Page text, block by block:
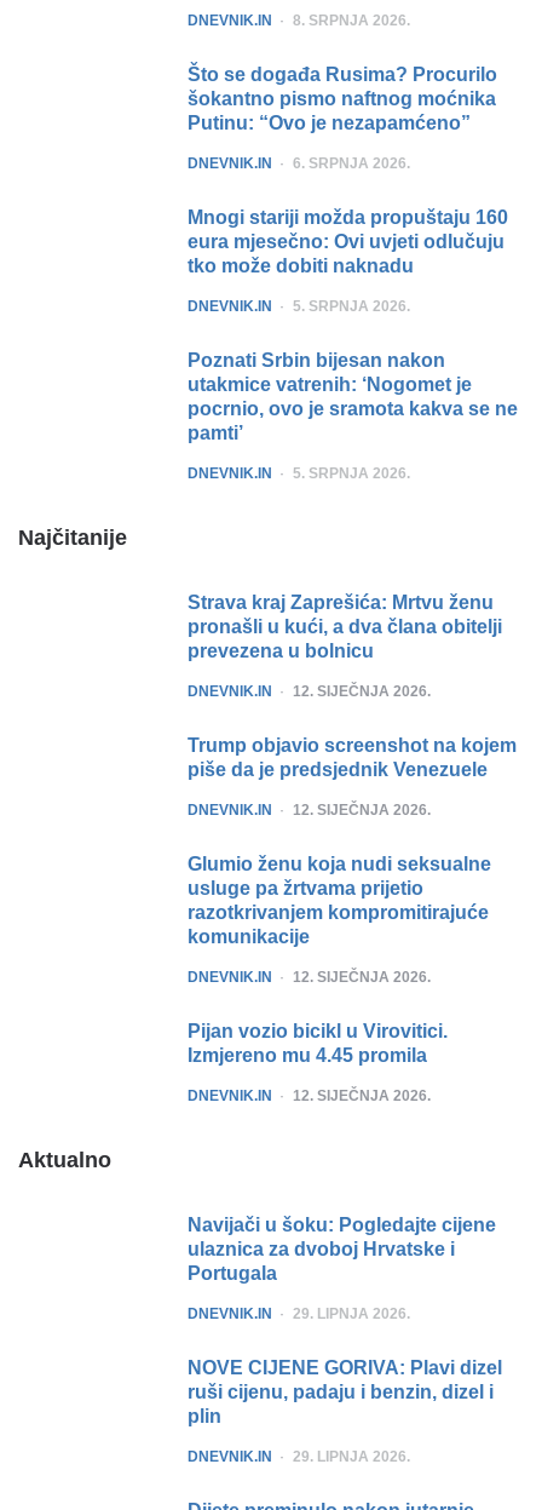
POSTED
DNEVNIK.IN 8. SRPNJA 2026.
Što se događa Rusima? Procurilo
šokantno pismo naftnog moćnika
Putinu: “Ovo je nezapamćeno”
POSTED
DNEVNIK.IN 6. SRPNJA 2026.
Mnogi stariji možda propuštaju 160
eura mjesečno: Ovi uvjeti odlučuju
tko može dobiti naknadu
POSTED
DNEVNIK.IN 5. SRPNJA 2026.
Poznati Srbin bijesan nakon
utakmice vatrenih: ‘Nogomet je
pocrnio, ovo je sramota kakva se ne
pamti’
POSTED
DNEVNIK.IN 5. SRPNJA 2026.
Najčitanije
Strava kraj Zaprešića: Mrtvu ženu
pronašli u kući, a dva člana obitelji
prevezena u bolnicu
POSTED
DNEVNIK.IN 12. SIJEČNJA 2026.
Trump objavio screenshot na kojem
piše da je predsjednik Venezuele
POSTED
DNEVNIK.IN 12. SIJEČNJA 2026.
Glumio ženu koja nudi seksualne
usluge pa žrtvama prijetio
razotkrivanjem kompromitirajuće
komunikacije
POSTED
DNEVNIK.IN 12. SIJEČNJA 2026.
Pijan vozio bicikl u Virovitici.
Izmjereno mu 4.45 promila
POSTED
DNEVNIK.IN 12. SIJEČNJA 2026.
Aktualno
Navijači u šoku: Pogledajte cijene
ulaznica za dvoboj Hrvatske i
Portugala
POSTED
DNEVNIK.IN 29. LIPNJA 2026.
NOVE CIJENE GORIVA: Plavi dizel
ruši cijenu, padaju i benzin, dizel i
plin
POSTED
DNEVNIK.IN 29. LIPNJA 2026.